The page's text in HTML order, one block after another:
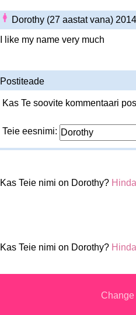
Dorothy (27 aastat vana)
I like my name very much
Postiteade
Kas Te soovite kommentaari
Teie eesnimi:
Kas Teie nimi on Dorothy?
Kas Teie nimi on Dorothy?